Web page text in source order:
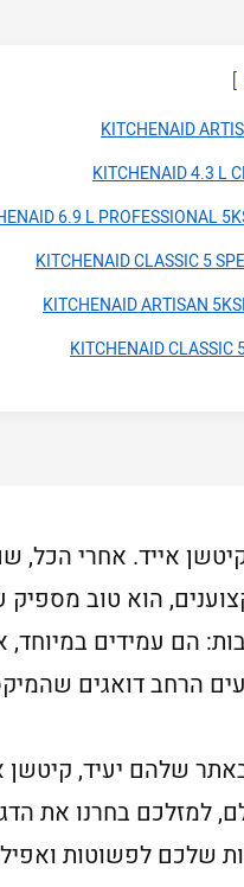
אייד. אחרי הכל,
הוא טוב מספיק
הם עמידים במיוחד,
הרחב דואגים
שלהם יעיד, קיטשן
שלכם לפשוטות